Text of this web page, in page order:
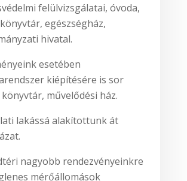
felülvizsgálatai, óvoda,
egészségház,
hivatal.
esetében
kiépítésére is sor
művelődési ház.
lakássá alakítottunk át
nagyobb rendezvényeinkre
mérőállomások